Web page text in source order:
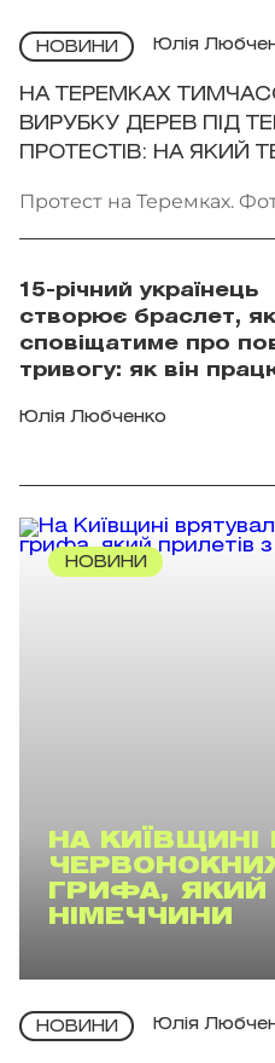
НОВИНИ Юлія
НА ТЕРЕМКАХ
ВИРУБКУ ДЕРЕВ ПІД
ПРОТЕСТІВ: НА ЯКИЙ
Протест на Теремках.
15-річний українець
створює браслет,
сповіщатиме про
тривогу: як він
Юлія Любченко
НОВИНИ
НА КИЇВЩИНІ
ГРИФА, ЯКИЙ
НІМЕЧЧИНИ
НОВИНИ Юлія